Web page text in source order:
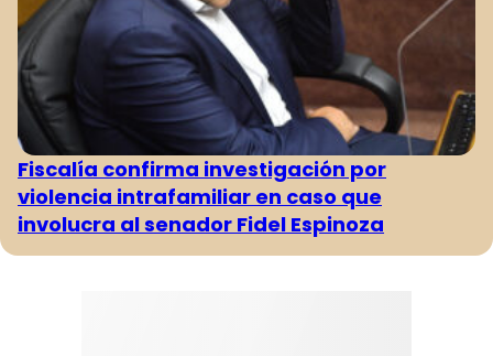
Fiscalía confirma investigación por
violencia intrafamiliar en caso que
involucra al senador Fidel Espinoza